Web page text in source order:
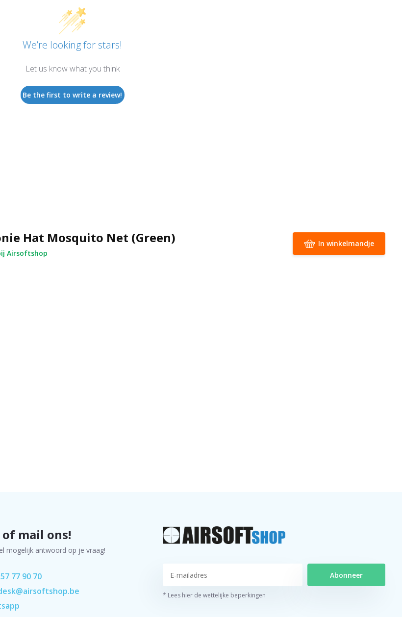
We’re looking for stars!
Let us know what you think
Be the first to write a review!
Hat Mosquito Net (Green)
Airsoftshop
In winkelmandje
of mail ons!
mogelijk antwoord op je vraag!
77 90 70
Abonneer
* Lees hier de wettelijke beperkingen